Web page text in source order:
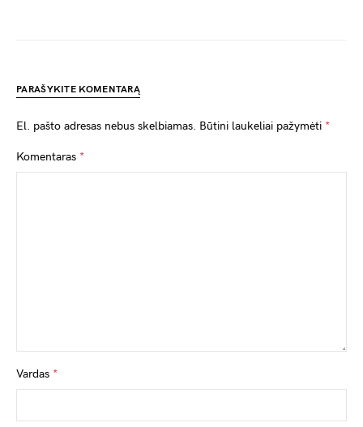
PARAŠYKITE KOMENTARĄ
El. pašto adresas nebus skelbiamas. Būtini laukeliai pažymėti *
Komentaras *
Vardas *